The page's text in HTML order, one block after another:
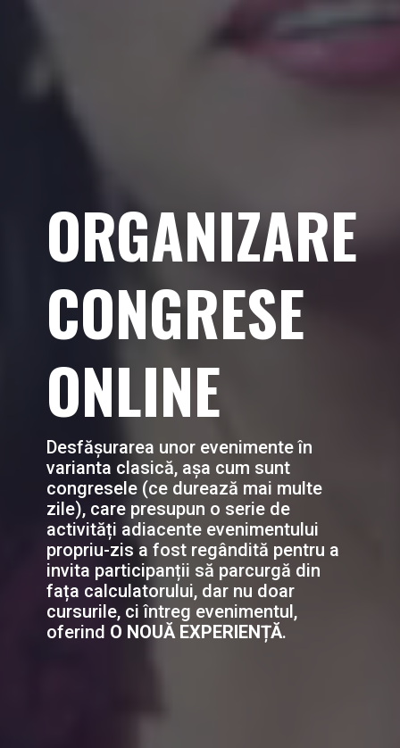
ORGANIZARE
CONGRESE
ONLINE
Desfășurarea unor evenimente în
varianta clasică, așa cum sunt
congresele(cedurează mai multe
zile),care presupun o serie de
activități adiacente evenimentului
propriu-zis a fost regândită pentru a
invita participanții să parcurgă din
fața calculatorului, dar nu doar
cursurile, ci întreg evenimentul,
oferind O NOUĂ EXPERIENȚĂ.